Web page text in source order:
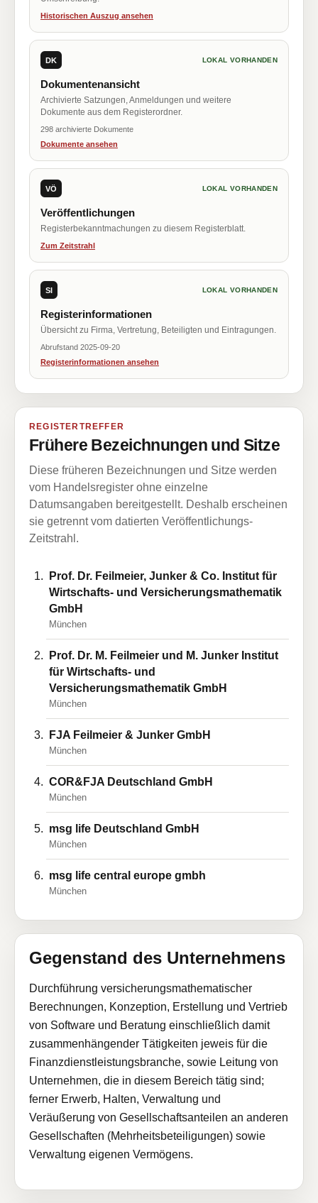
Historischen Auszug ansehen
DK LOKAL VORHANDEN
Dokumentenansicht
Archivierte Satzungen, Anmeldungen und weitere
Dokumente aus dem Registerordner.
298 archivierte Dokumente
Dokumente ansehen
VÖ LOKAL VORHANDEN
Veröffentlichungen
Registerbekanntmachungen zu diesem Registerblatt.
Zum Zeitstrahl
SI LOKAL VORHANDEN
Registerinformationen
Übersicht zu Firma, Vertretung, Beteiligten und Eintragungen.
Abrufstand 2025-09-20
Registerinformationen ansehen
REGISTERTREFFER
Frühere Bezeichnungen und Sitze
Diese früheren Bezeichnungen und Sitze werden
vom Handelsregister ohne einzelne
Datumsangaben bereitgestellt. Deshalb erscheinen
sie getrennt vom datierten Veröffentlichungs-
Zeitstrahl.
Prof. Dr. Feilmeier, Junker & Co. Institut für
Wirtschafts- und Versicherungsmathematik
GmbH
München
Prof. Dr. M. Feilmeier und M. Junker Institut
für Wirtschafts- und
Versicherungsmathematik GmbH
München
FJA Feilmeier & Junker GmbH
München
COR&FJA Deutschland GmbH
München
msg life Deutschland GmbH
München
msg life central europe gmbh
München
Gegenstand des Unternehmens
Durchführung versicherungsmathematischer
Berechnungen, Konzeption, Erstellung und Vertrieb
von Software und Beratung einschließlich damit
zusammenhängender Tätigkeiten jeweis für die
Finanzdienstleistungsbranche, sowie Leitung von
Unternehmen, die in diesem Bereich tätig sind;
ferner Erwerb, Halten, Verwaltung und
Veräußerung von Gesellschaftsanteilen an anderen
Gesellschaften (Mehrheitsbeteiligungen) sowie
Verwaltung eigenen Vermögens.